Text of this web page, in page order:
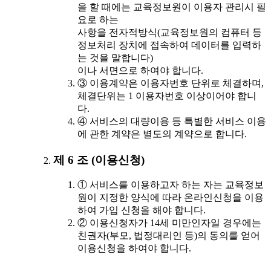
을 할 때에는 교육정보원이 이용자 관리시 필
요로 하는
사항을 전자적방식(교육정보원의 컴퓨터 등
정보처리 장치에 접속하여 데이터를 입력하
는 것을 말합니다)
이나 서면으로 하여야 합니다.
③ 이용계약은 이용자번호 단위로 체결하며,
체결단위는 1 이용자번호 이상이어야 합니
다.
④ 서비스의 대량이용 등 특별한 서비스 이용
에 관한 계약은 별도의 계약으로 합니다.
제 6 조 (이용신청)
① 서비스를 이용하고자 하는 자는 교육정보
원이 지정한 양식에 따라 온라인신청을 이용
하여 가입 신청을 해야 합니다.
② 이용신청자가 14세 미만인자일 경우에는
친권자(부모, 법정대리인 등)의 동의를 얻어
이용신청을 하여야 합니다.